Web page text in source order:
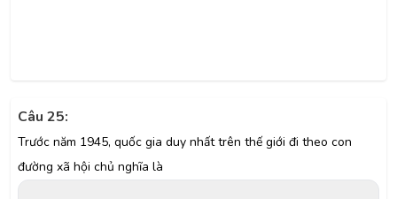
Câu 25:
Trước năm 1945, quốc gia duy nhất trên thế giới đi theo con
đường xã hội chủ nghĩa là